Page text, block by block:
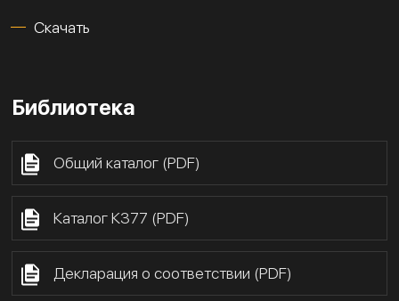
Скачать
Библиотека
Общий каталог (PDF)
Каталог К377 (PDF)
Декларация о соответствии (PDF)